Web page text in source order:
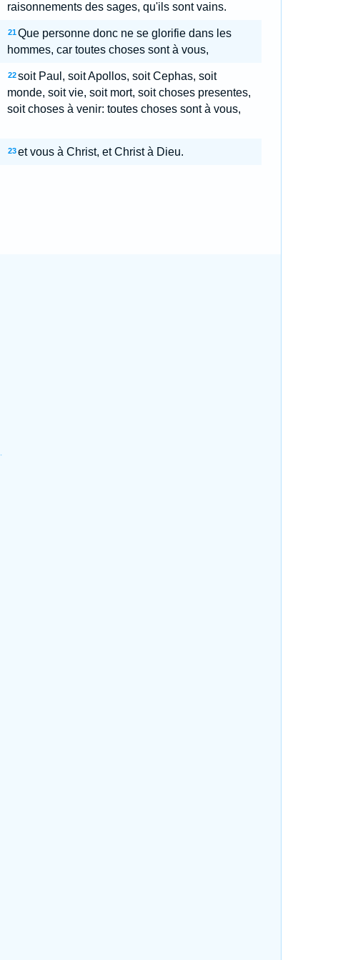
raisonnements des sages, qu'ils sont vains.
21 Que personne donc ne se glorifie dans les
hommes, car toutes choses sont à vous,
22 soit Paul, soit Apollos, soit Cephas, soit
monde, soit vie, soit mort, soit choses presentes,
soit choses à venir: toutes choses sont à vous,
23 et vous à Christ, et Christ à Dieu.